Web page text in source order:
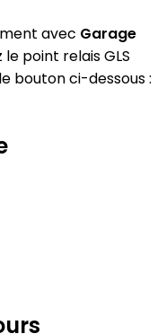
avec Garage
point relais GLS
bouton ci-dessous :